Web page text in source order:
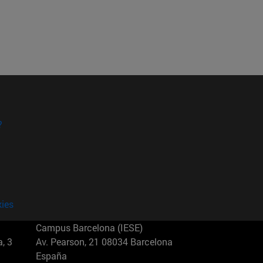
3
Campus Barcelona (IESE)
Av. Pearson, 21 08034 Barcelona
España